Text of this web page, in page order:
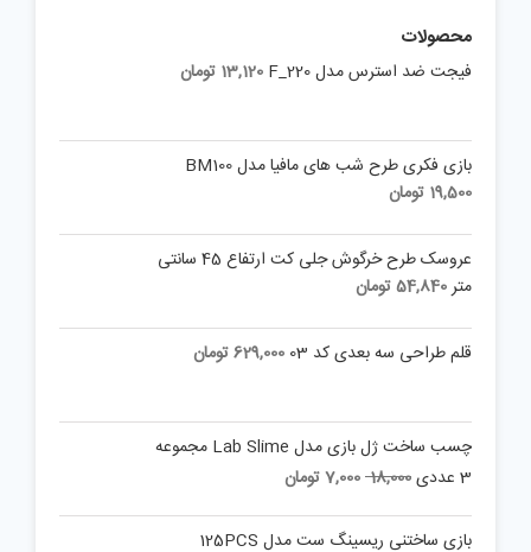
محصولات
فیجت ضد استرس مدل F_220 13,120 تومان
بازی فکری طرح شب های مافیا مدل BM100
19,500 تومان
عروسک طرح خرگوش جلی کت ارتفاع 45 سانتی
متر54,840تومان
قلم طراحی سه بعدی کد 03 629,000تومان
چسب ساخت ژل بازی مدل Lab Slime مجموعه
3 عددی
18,000
Original
was:
7,000تومان
is:
بازی ساختنی ریسینگ ست مدل 125PCS